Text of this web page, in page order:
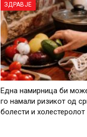
ЗДРАВЈЕ
Една намирница би
го намали ризикот од
болести и холестеролот